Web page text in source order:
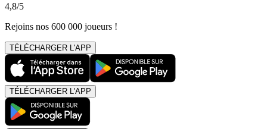
4,8/5
Rejoins nos 600 000 joueurs !
TÉLÉCHARGER L'APP
TÉLÉCHARGER L'APP